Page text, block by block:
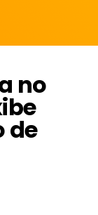
no
de